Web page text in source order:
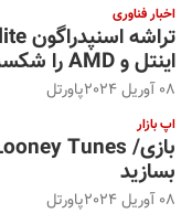
اخبار فناوری
اینتل و AMD را شکست داد
08 آوریل 2024 پاورتل
اپ بازار
بسازید
08 آوریل 2024 پاورتل